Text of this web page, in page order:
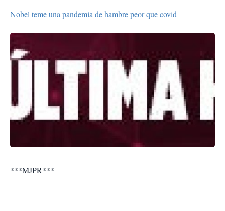
Nobel teme una pandemia de hambre peor que covid
***MJPR***